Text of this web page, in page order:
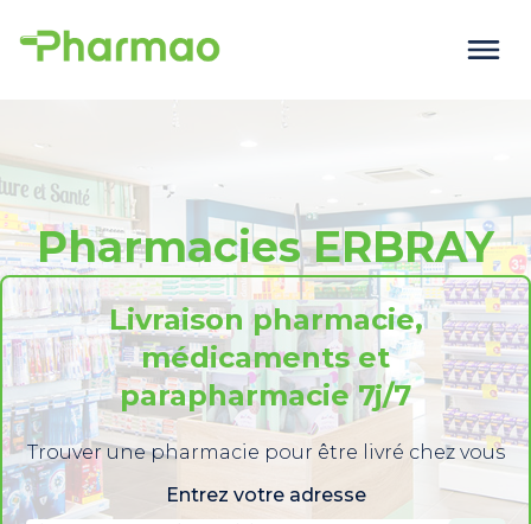
Pharmacies ERBRAY
Livraison pharmacie,
médicaments et
parapharmacie 7j/7
Trouver une pharmacie pour être livré chez vous
Entrez votre adresse